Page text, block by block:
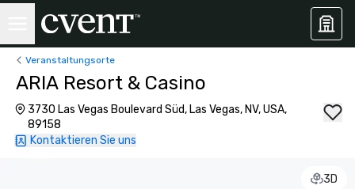
Veranstaltungsorte
ARIA Resort & Casino
3730 Las Vegas Boulevard Süd, Las Vegas, NV, USA,
89158
Kontaktieren Sie uns
3D